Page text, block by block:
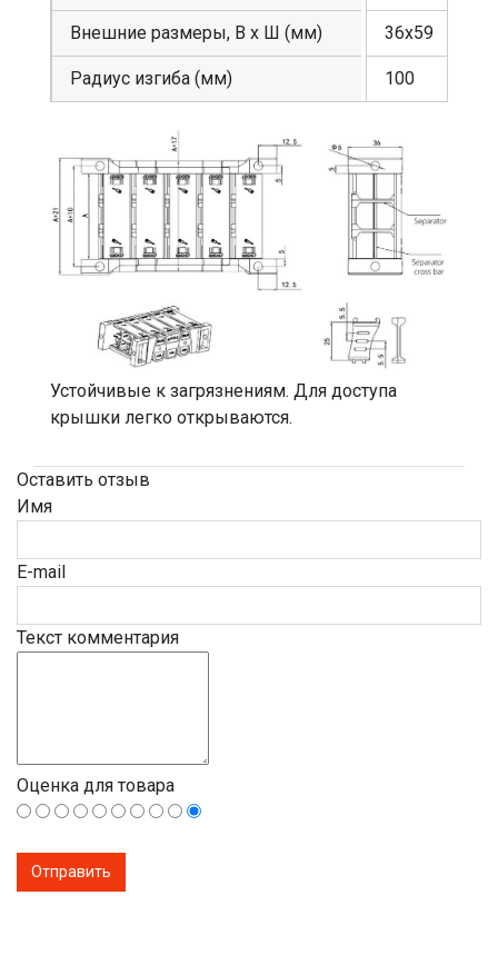
Внешние размеры, В х Ш (мм)
Радиус изгиба (мм)
36х59
100
Устойчивые к загрязнениям. Для доступа
крышки легко открываются.
Оставить отзыв
Имя
E-mail
Текст комментария
Оценка для товара